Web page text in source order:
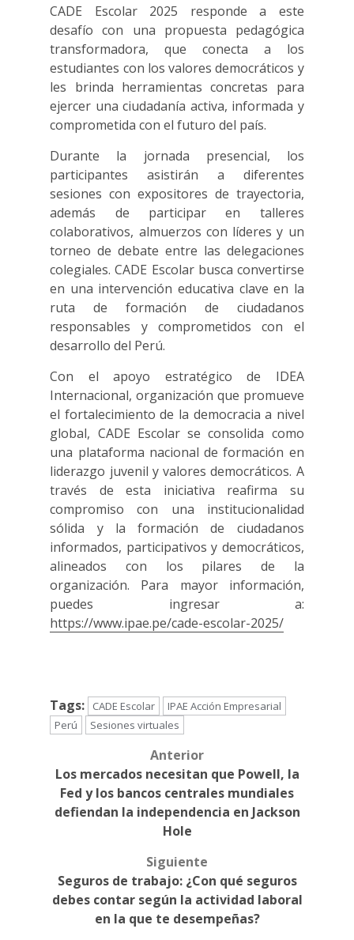
CADE Escolar 2025 responde a este
desafío con una propuesta pedagógica
transformadora, que conecta a los
estudiantes con los valores democráticos y
les brinda herramientas concretas para
ejercer una ciudadanía activa, informada y
comprometida con el futuro del país.
Durante la jornada presencial, los
participantes asistirán a diferentes
sesiones con expositores de trayectoria,
además de participar en talleres
colaborativos, almuerzos con líderes y un
torneo de debate entre las delegaciones
colegiales. CADE Escolar busca convertirse
en una intervención educativa clave en la
ruta de formación de ciudadanos
responsables y comprometidos con el
desarrollo del Perú.
Con el apoyo estratégico de IDEA
Internacional, organización que promueve
el fortalecimiento de la democracia a nivel
global, CADE Escolar se consolida como
una plataforma nacional de formación en
liderazgo juvenil y valores democráticos. A
través de esta iniciativa reafirma su
compromiso con una institucionalidad
sólida y la formación de ciudadanos
informados, participativos y democráticos,
alineados con los pilares de la
organización. Para mayor información,
puedes ingresar a:
https://www.ipae.pe/cade-escolar-2025/
Tags: CADE Escolar
IPAE Acción Empresarial
Perú
Sesiones virtuales
navigation
Anterior
Los mercados necesitan que Powell, la
Fed y los bancos centrales mundiales
defiendan la independencia en Jackson
Hole
Siguiente
Seguros de trabajo: ¿Con qué seguros
debes contar según la actividad laboral
en la que te desempeñas?